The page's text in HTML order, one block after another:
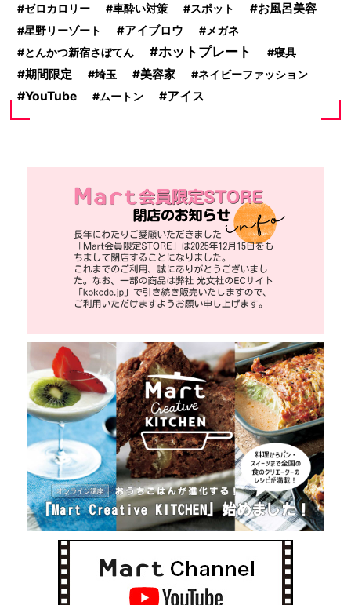
ゼロカロリー 車酔い対策 スポット お風呂美容
星野リーゾート アイブロウ
メガネ
とんかつ新宿さぼてん
ホットプレート 寝具
期間限定 埼玉 美容家 ネイビーファッション
YouTube ムートン アイス